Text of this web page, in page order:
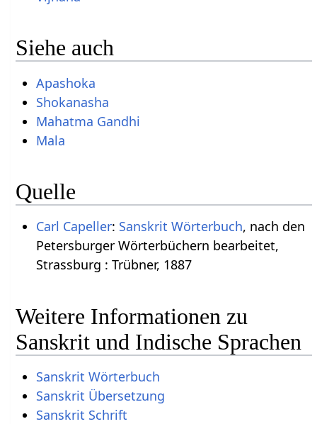
Siehe auch
Apashoka
Shokanasha
Mahatma Gandhi
Mala
Quelle
Carl Capeller: Sanskrit Wörterbuch, nach den
Petersburger Wörterbüchern bearbeitet,
Strassburg : Trübner, 1887
Weitere Informationen zu
Sanskrit und Indische Sprachen
Sanskrit Wörterbuch
Sanskrit Übersetzung
Sanskrit Schrift